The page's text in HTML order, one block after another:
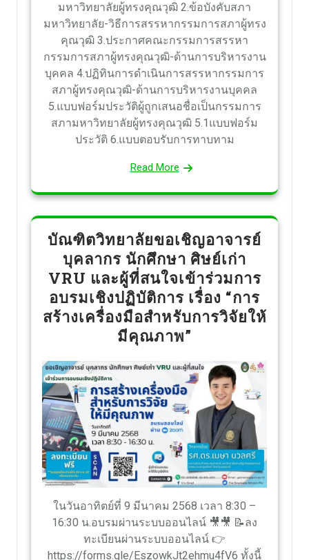
มหาวิทยาลัยผู้ทรงคุณวุฒิ 2.ข้อบังคับสภา
มหาวิทยาลัย-วิธีการสรรหากรรมการสภาผู้ทรง
คุณวุฒิ 3.ประกาศคณะกรรมการสรรหา
กรรมการสภาผู้ทรงคุณวุฒิ-ด้านการบริหารงาน
บุคคล 4.ปฏิทินการดำเนินการสรรหากรรมการ
สภาผู้ทรงคุณวุฒิ-ด้านการบริหารงานบุคคล
5.แบบฟอร์มประวัติผู้ถูกเสนอชื่อเป็นกรรมการ
สภามหาวิทยาลัยผู้ทรงคุณวุฒิ 5.1แบบฟอร์ม
ประวัติ 6.แบบตอบรับการทาบทาม
Read More
บัณฑิตวิทยาลัยขอเชิญอาจารย์
บุคลากร นักศึกษา ศิษย์เก่า
VRU และผู้ที่สนใจเข้าร่วมการ
อบรมเชิงปฏิบัติการ เรื่อง “การ
สร้างเครื่องมือสำหรับการวิจัยให้
มีคุณภาพ”
ในวันอาทิตย์ที่ 9 มีนาคม 2568 เวลา 8:30 –
16:30 น.อบรมผ่านระบบออนไลน์ 🎥🎥 📝ลง
ทะเบียนผ่านระบบออนไลน์ 👉
https://forms.gle/EszowkJt2ehmu4fV6 ทั้งนี้